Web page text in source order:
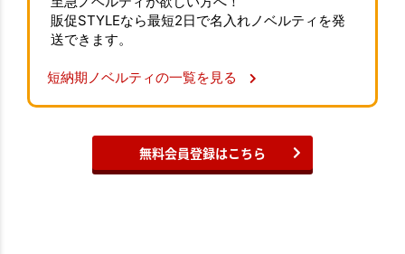
販促STYLEなら最短2日で名入れノベルティを発
送できます。
短納期ノベルティの一覧を見る
無料会員登録はこちら